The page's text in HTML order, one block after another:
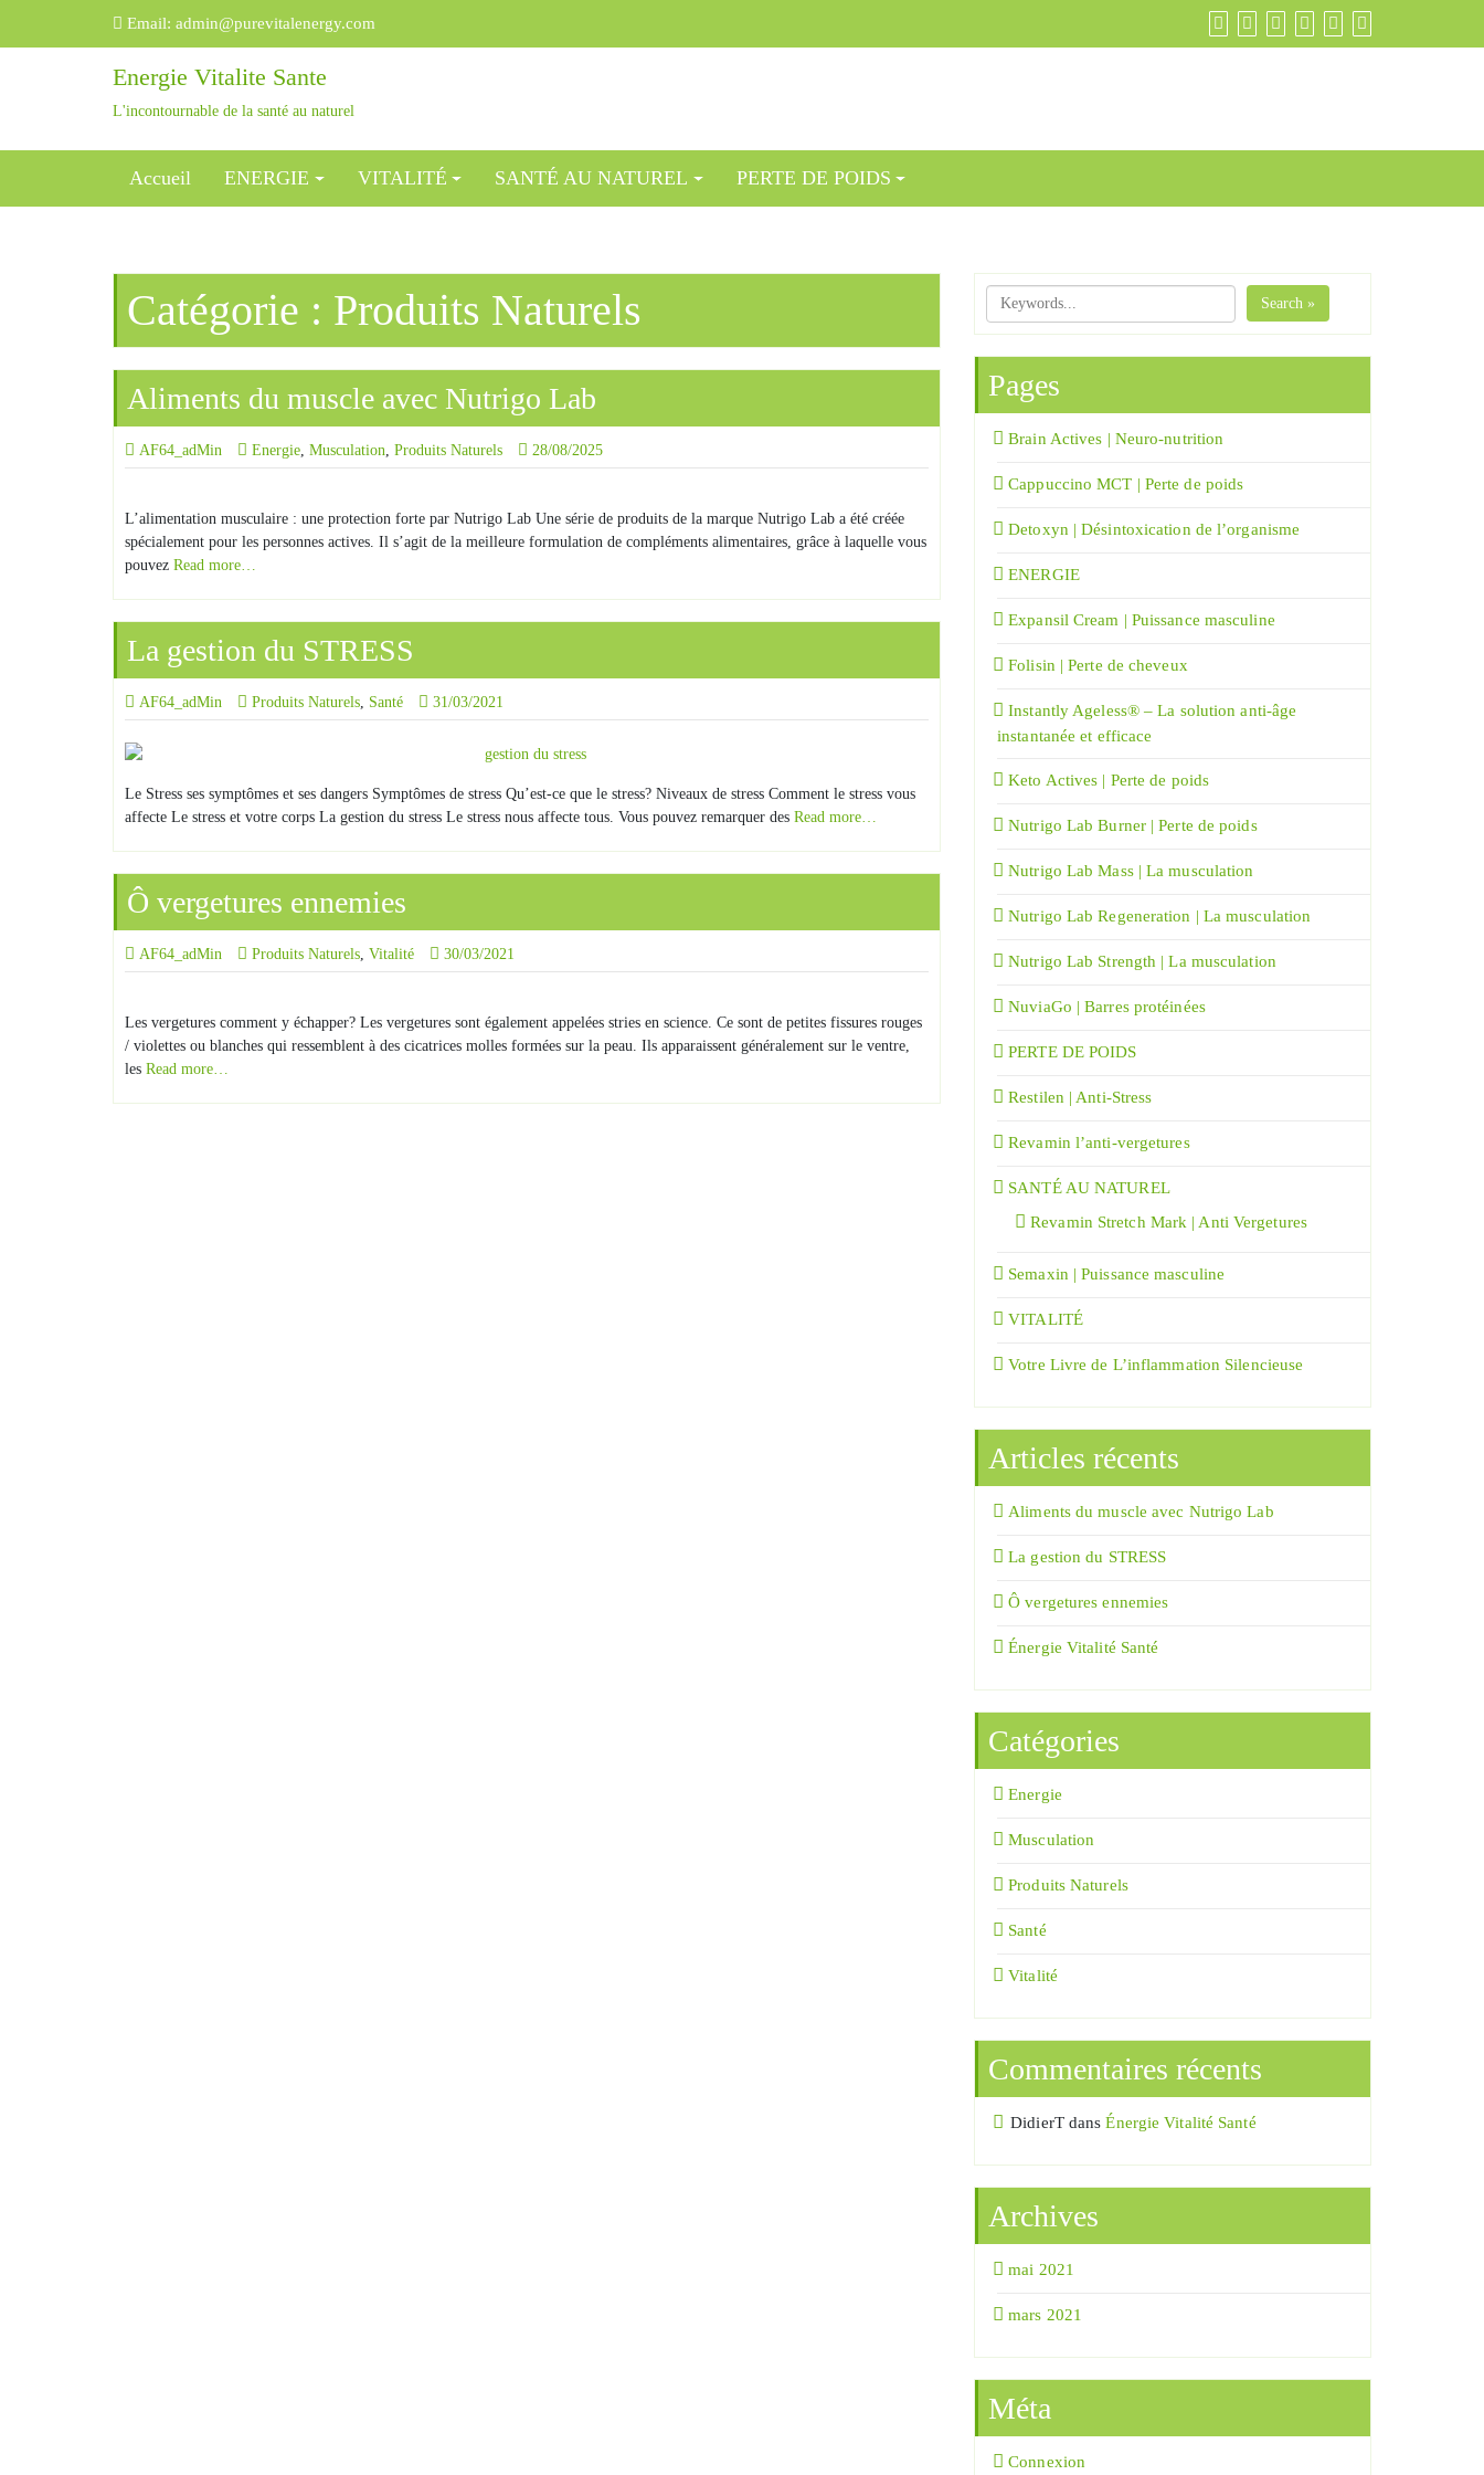
Email: admin@purevitalenergy.com
Energie Vitalite Sante
L'incontournable de la santé au naturel
Accueil ENERGIE VITALITÉ SANTÉ AU NATUREL PERTE DE POIDS
Catégorie : Produits Naturels
Aliments du muscle avec Nutrigo Lab
AF64_adMin Energie, Musculation, Produits Naturels 28/08/2025
L’alimentation musculaire : une protection forte par Nutrigo Lab Une série de produits de la marque Nutrigo Lab a été créée
spécialement pour les personnes actives. Il s’agit de la meilleure formulation de compléments alimentaires, grâce à laquelle vous
pouvez Read more…
La gestion du STRESS
AF64_adMin Produits Naturels, Santé 31/03/2021
Le Stress ses symptômes et ses dangers Symptômes de stress Qu’est-ce que le stress? Niveaux de stress Comment le stress vous
affecte Le stress et votre corps La gestion du stress Le stress nous affecte tous. Vous pouvez remarquer des Read more…
Ô vergetures ennemies
AF64_adMin Produits Naturels, Vitalité 30/03/2021
Les vergetures comment y échapper? Les vergetures sont également appelées stries en science. Ce sont de petites fissures rouges
/ violettes ou blanches qui ressemblent à des cicatrices molles formées sur la peau. Ils apparaissent généralement sur le ventre,
les Read more…
Search »
Pages
Brain Actives | Neuro-nutrition
Cappuccino MCT | Perte de poids
Detoxyn | Désintoxication de l’organisme
ENERGIE
Expansil Cream | Puissance masculine
Folisin | Perte de cheveux
Instantly Ageless® – La solution anti-âge
instantanée et efficace
Keto Actives | Perte de poids
Nutrigo Lab Burner | Perte de poids
Nutrigo Lab Mass | La musculation
Nutrigo Lab Regeneration | La musculation
Nutrigo Lab Strength | La musculation
NuviaGo | Barres protéinées
PERTE DE POIDS
Restilen | Anti-Stress
Revamin l’anti-vergetures
SANTÉ AU NATUREL
Revamin Stretch Mark | Anti Vergetures
Semaxin | Puissance masculine
VITALITÉ
Votre Livre de L’inflammation Silencieuse
Articles récents
Aliments du muscle avec Nutrigo Lab
La gestion du STRESS
Ô vergetures ennemies
Énergie Vitalité Santé
Catégories
Energie
Musculation
Produits Naturels
Santé
Vitalité
Commentaires récents
DidierTdansÉnergie Vitalité Santé
Archives
mai 2021
mars 2021
Méta
Connexion